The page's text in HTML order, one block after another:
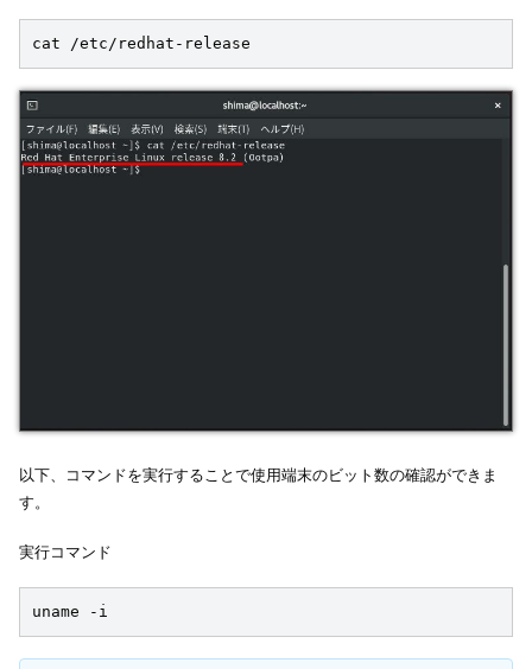
cat /etc/redhat-release
以下、コマンドを実行することで使用端末のビット数の確認ができま
す。
実行コマンド
uname -i